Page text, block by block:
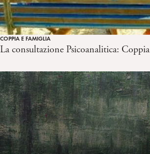
COPPIA E FAMIGLIA
La consultazione Psicoanalitica: Coppia